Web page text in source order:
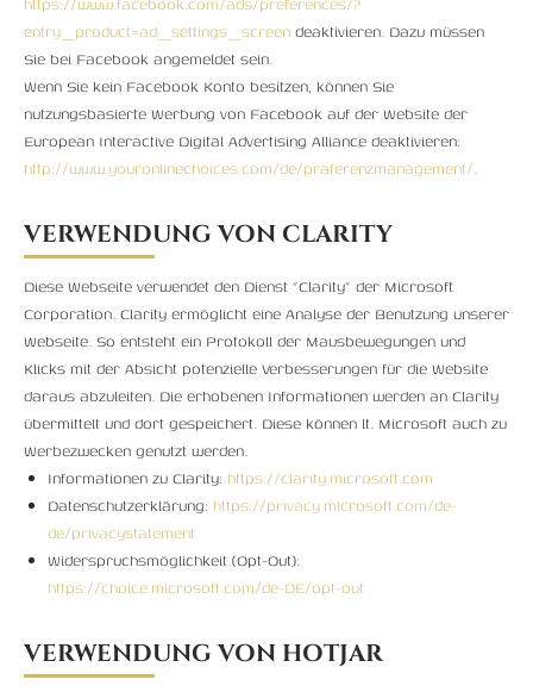
entry_product=ad_settings_screen deaktivieren. Dazu müssen
Sie bei Facebook angemeldet sein.
Wenn Sie kein Facebook Konto besitzen, können Sie
nutzungsbasierte Werbung von Facebook auf der Website der
European Interactive Digital Advertising Alliance deaktivieren:
http://www.youronlinechoices.com/de/praferenzmanagement/.
VERWENDUNG VON CLARITY
Diese Webseite verwendet den Dienst "Clarity" der Microsoft
Corporation. Clarity ermöglicht eine Analyse der Benutzung unserer
Webseite. So entsteht ein Protokoll der Mausbewegungen und
Klicks mit der Absicht potenzielle Verbesserungen für die Website
daraus abzuleiten. Die erhobenen Informationen werden an Clarity
übermittelt und dort gespeichert. Diese können lt. Microsoft auch zu
Werbezwecken genutzt werden.
Informationen zu Clarity: https://clarity.microsoft.com
Datenschutzerklärung: https://privacy.microsoft.com/de-
de/privacystatement
Widerspruchsmöglichkeit (Opt-Out):
https://choice.microsoft.com/de-DE/opt-out
VERWENDUNG VON HOTJAR